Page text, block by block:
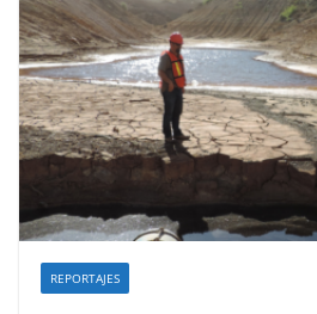
REPORTAJES